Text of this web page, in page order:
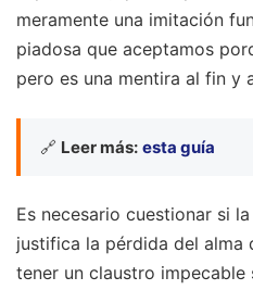
meramente una imitación
piadosa que aceptamos
pero es una mentira al fin y
🔗 Leer más: esta guía
Es necesario cuestionar si
justifica la pérdida del alma
tener un claustro impecable